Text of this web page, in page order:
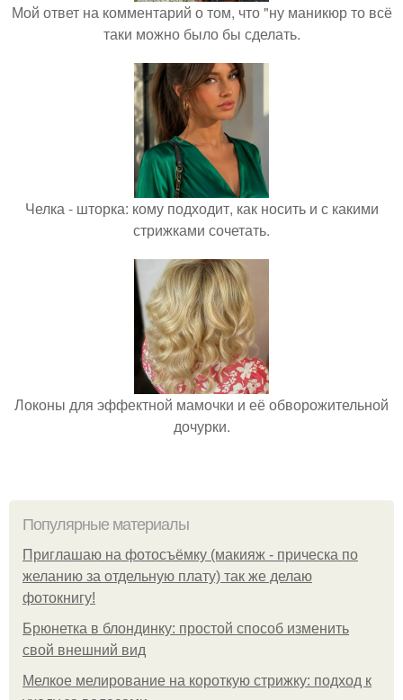
Мой ответ на комментарий о том, что "ну маникюр то всё
таки можно было бы сделать.
Челка - шторка: кому подходит, как носить и с какими
стрижками сочетать.
Локоны для эффектной мамочки и её обворожительной
дочурки.
Популярные материалы
Приглашаю на фотосъёмку (макияж - прическа по
желанию за отдельную плату) так же делаю
фотокнигу!
Брюнетка в блондинку: простой способ изменить
свой внешний вид
Мелкое мелирование на короткую стрижку: подход к